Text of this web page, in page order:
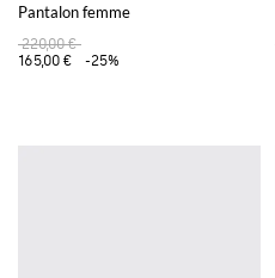
Pantalon femme
220,00 €
165,00 €
-25%